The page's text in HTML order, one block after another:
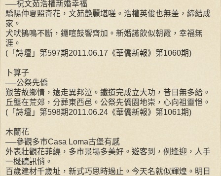
──祝文茹浩權新婚幸福
驕陽仲夏照奇花，文茹艷麗堪嗟。浩權英俊也無差，締結成
家。
犬吠鵲鳴不斷，鑼喧鼓響齊加。新婚讌飲似朝霞，幸福無
涯。
(「詩壇」第597期2011.06.17《華僑新報》第1060期)
卜算子
──公祭先僑
艱苦故鄉情，遠走異邦泣。鐵道完成立大功，昔日無多給。
丘壟在荒郊，分葬東西邑。公祭先僑園地崇，心向祖靈悒。
(「詩壇」第598期2011.06.24《華僑新報》第1061期)
木蘭花
──參觀多市Casa Loma古堡有感
外表壯觀花菲繞，多市景場多美好。遊客到，例逢迎，人手
一機聽訊悄。
百歲建材千歲址，新式巧思時過止。今天名就似輝煌。明日